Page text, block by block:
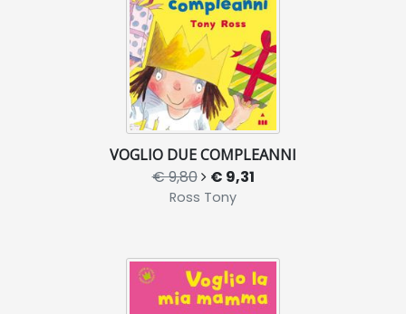
VOGLIO DUE COMPLEANNI
€ 9,80 € 9,31
Ross Tony